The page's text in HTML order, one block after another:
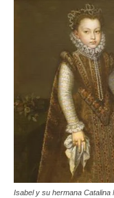
Isabel y su hermana Catalina